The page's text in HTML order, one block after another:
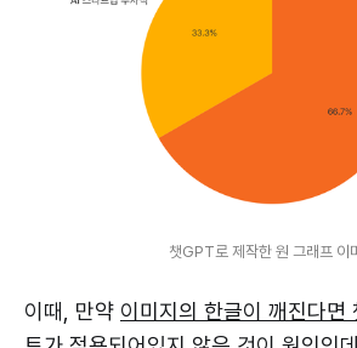
챗GPT로 제작한 원 그래프 이
이때, 만약 이미지의 한글이 깨진다면